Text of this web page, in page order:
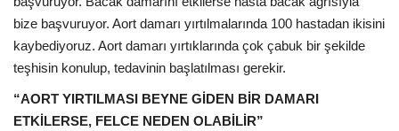
bize başvuruyor. Aort damarı yırtılmalarında 100 hastadan ikisini
kaybediyoruz. Aort damarı yırtıklarında çok çabuk bir şekilde
teşhisin konulup, tedavinin başlatılması gerekir.
“AORT YIRTILMASI BEYNE GİDEN BİR DAMARI
ETKİLERSE, FELCE NEDEN OLABİLİR”